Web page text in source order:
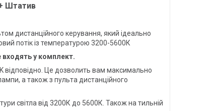
Штатив
дистанційного керування, який ідеально
потік із температурою 3200-5600К
входять у комплект.
відповідно. Це дозволить вам максимально
а також з пульта дистанційного
світла від 3200К до 5600К. Також на тильній